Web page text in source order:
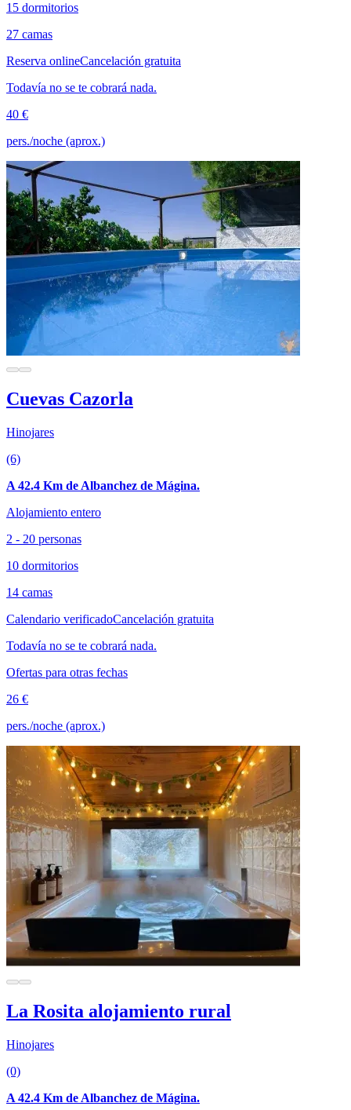
15 dormitorios
27 camas
Reserva onlineCancelación gratuita
Todavía no se te cobrará nada.
40 €
pers./noche (aprox.)
Cuevas Cazorla
Hinojares
(6)
A 42.4 Km de Albanchez de Mágina.
Alojamiento entero
2 - 20 personas
10 dormitorios
14 camas
Calendario verificadoCancelación gratuita
Todavía no se te cobrará nada.
Ofertas para otras fechas
26 €
pers./noche (aprox.)
La Rosita alojamiento rural
Hinojares
(0)
A 42.4 Km de Albanchez de Mágina.